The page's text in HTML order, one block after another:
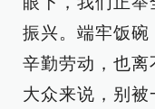
振兴。端牢饭碗
辛勤劳动，也离
大众来说，别